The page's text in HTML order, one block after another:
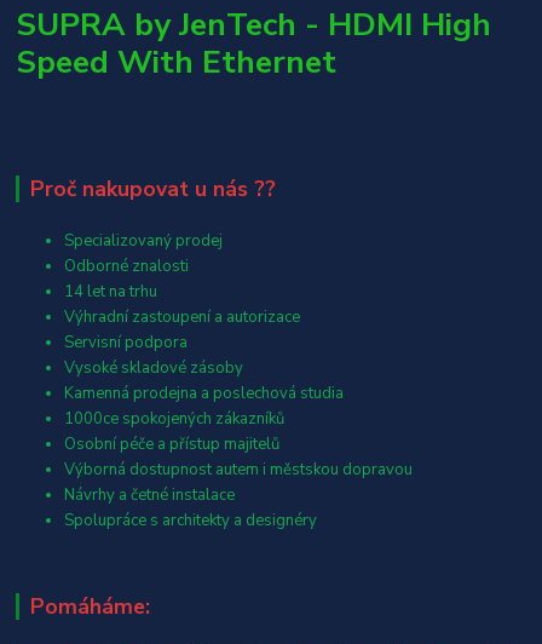
SUPRA by JenTech - HDMI High
Speed With Ethernet
Proč nakupovat u nás ??
Specializovaný prodej
Odborné znalosti
14 let na trhu
Výhradní zastoupení a autorizace
Servisní podpora
Vysoké skladové zásoby
Kamenná prodejna a poslechová studia
1000ce spokojených zákazníků
Osobní péče a přístup majitelů
Výborná dostupnost autem i městskou dopravou
Návrhy a četné instalace
Spolupráce s architekty a designéry
Pomáháme: